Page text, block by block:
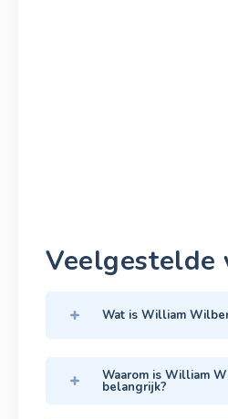
Veelgestelde
Wat is William
Waarom is William
belangrijk?